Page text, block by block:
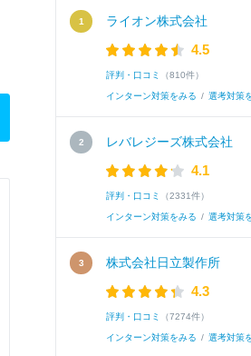
ビーウィズ株
Q. 面接で話した志望動
ライオン株式会社
4.5
評判・口コミ （810件）
インターン対策をみる / 選考対策
レバレジーズ株式会社
4.1
評判・口コミ （2331件）
インターン対策をみる / 選考対策
株式会社日立製作所
4.3
評判・口コミ （7274件）
インターン対策をみる / 選考対策